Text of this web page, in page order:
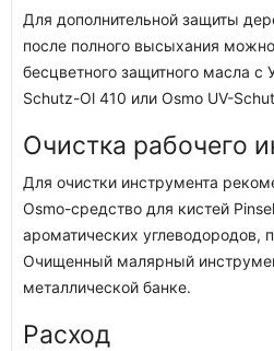
Для дополнительной защиты
после полного высыхания
бесцветного защитного масла
Schutz-Ol 410 или Osmo UV-
Очистка рабочего
Для очистки инструмента
Osmo-средство для кистей
ароматических углеводородов,
Очищенный малярный
металлической банке.
Расход